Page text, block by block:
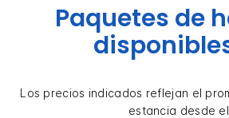
Paquetes de
Los precios indicados reflejan el
estancia desde el